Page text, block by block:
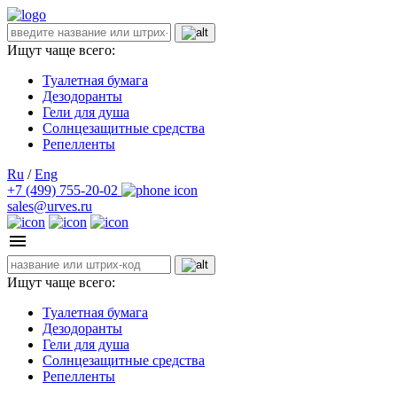
Ищут чаще всего:
Туалетная бумага
Дезодоранты
Гели для душа
Солнцезащитные средства
Репелленты
Ru / Eng
+7 (499) 755-20-02
sales@urves.ru
Ищут чаще всего:
Туалетная бумага
Дезодоранты
Гели для душа
Солнцезащитные средства
Репелленты